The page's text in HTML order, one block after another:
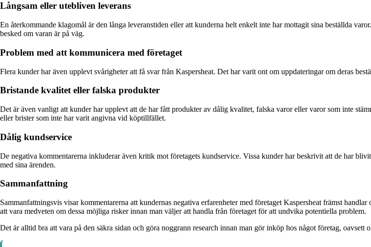
Långsam eller utebliven leverans
En återkommande klagomål är den långa leveranstiden eller att kunderna helt enkelt inte har mottagit sina beställda
besked om varan är på väg.
Problem med att kommunicera med företaget
Flera kunder har även upplevt svårigheter att få svar från Kaspersheat. Det har varit ont om uppdateringar om deras
Bristande kvalitet eller falska produkter
Det är även vanligt att kunder har upplevt att de har fått produkter av dålig kvalitet, falska varor eller varor som inte
eller brister som inte har varit angivna vid köptillfället.
Dålig kundservice
De negativa kommentarerna inkluderar även kritik mot företagets kundservice. Vissa kunder har beskrivit att de har
med sina ärenden.
Sammanfattning
Sammanfattningsvis visar kommentarerna att kundernas negativa erfarenheter med företaget Kaspersheat främst
att vara medveten om dessa möjliga risker innan man väljer att handla från företaget för att undvika potentiella problem.
Det är alltid bra att vara på den säkra sidan och göra noggrann research innan man gör inköp hos något företag,